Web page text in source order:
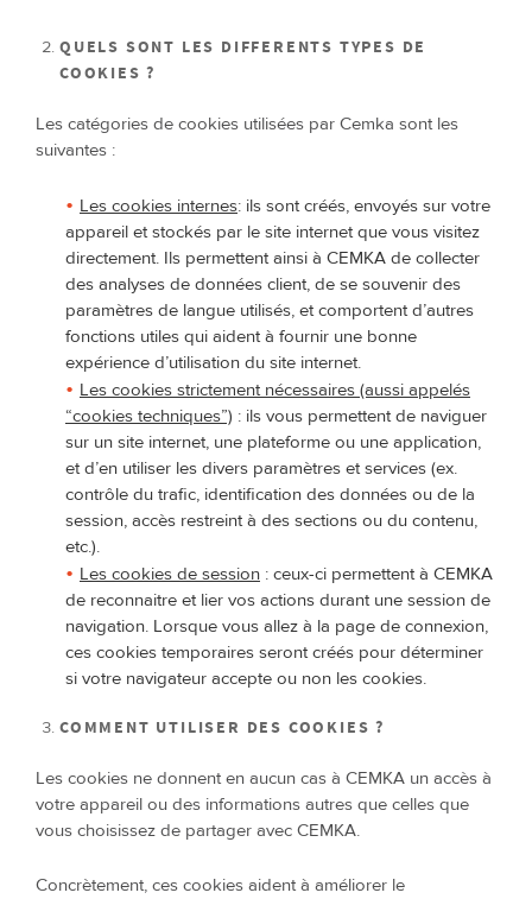
QUELS SONT LES DIFFERENTS TYPES DE
COOKIES ?
Les catégories de cookies utilisées par Cemka sont les
suivantes :
Les cookies internes: ils sont créés, envoyés sur votre
appareil et stockés par le site internet que vous visitez
directement. Ils permettent ainsi à CEMKA de collecter
des analyses de données client, de se souvenir des
paramètres de langue utilisés, et comportent d’autres
fonctions utiles qui aident à fournir une bonne
expérience d’utilisation du site internet.
Les cookies strictement nécessaires (aussi appelés
“cookies techniques”) : ils vous permettent de naviguer
sur un site internet, une plateforme ou une application,
et d’en utiliser les divers paramètres et services (ex.
contrôle du trafic, identification des données ou de la
session, accès restreint à des sections ou du contenu,
etc.).
Les cookies de session : ceux-ci permettent à CEMKA
de reconnaitre et lier vos actions durant une session de
navigation. Lorsque vous allez à la page de connexion,
ces cookies temporaires seront créés pour déterminer
si votre navigateur accepte ou non les cookies.
COMMENT UTILISER DES COOKIES ?
Les cookies ne donnent en aucun cas à CEMKA un accès à
votre appareil ou des informations autres que celles que
vous choisissez de partager avec CEMKA.
Concrètement, ces cookies aident à améliorer le